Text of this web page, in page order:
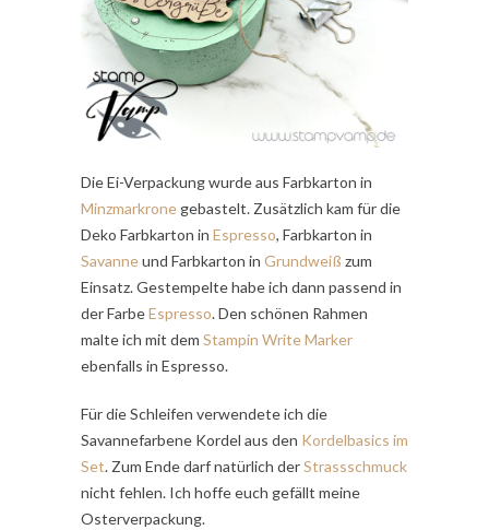
Die Ei-Verpackung wurde aus Farbkarton in
Minzmarkrone gebastelt. Zusätzlich kam für die
Deko Farbkarton in Espresso, Farbkarton in
Savanneund Farbkarton in Grundweiß zum
Einsatz. Gestempelte habe ich dann passend in
der FarbeEspresso. Den schönen Rahmen
malte ich mit dem Stampin Write Marker
ebenfalls in Espresso.
Für die Schleifen verwendete ich die
Savannefarbene Kordel aus den Kordelbasics im
Set. Zum Ende darf natürlich derStrassschmuck
nicht fehlen. Ich hoffe euch gefällt meine
Osterverpackung.